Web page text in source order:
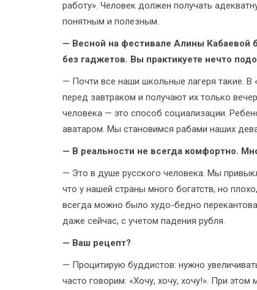
работу». Человек должен получать
понятным и полезным.
— Весной на фестивале Алины Кабаевой
без гаджетов. Вы практикуете нечто
— Почти все наши школьные лагеря такие.
перед завтраком и получают их только
человека — это способ социализации.
аватаром. Мы становимся рабами наших
— В реальности не всегда комфортно.
— Это в душе русского человека. Мы
что у нашей страны много богатств, но
всегда можно было худо-бедно
даже сейчас, с учетом падения рубля.
— Ваш рецепт?
— Процитирую буддистов: нужно
часто говорим: «Хочу, хочу, хочу!». При